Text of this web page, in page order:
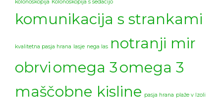
kolonoskopija Kolonoskopija s sedacijo
komunikacija s strankami
kvalitetna pasja hrana lasje nega las notranji mir
obrvi omega 3omega 3
maščobne kisline pasja hrana plaže v Izoli